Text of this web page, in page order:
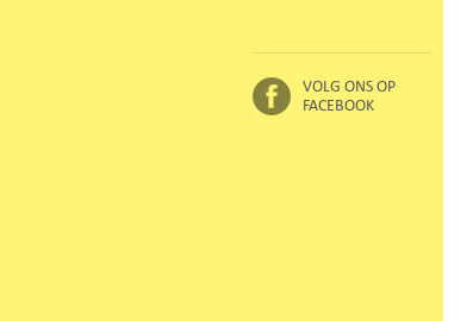
VOLG ONS OP
FACEBOOK